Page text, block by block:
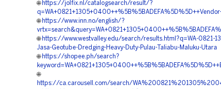
🌐 https://jolfix.nl/catalogsearch/result/?
🌐 https://www.inn.no/english/?
🌐 https://www.westvalley.edu/search/results.html?q=WA-0821-
Jasa-Geotube-Dredging-Heavy-Duty-Pulau-Taliabu-Maluku-Utara
🌐 https://shopee.ph/search?
🌐
https://ca.carousell.com/search/